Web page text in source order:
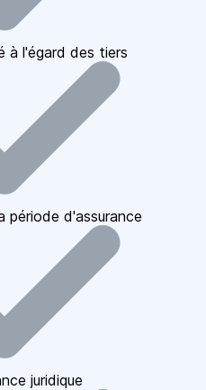
à l'égard des tiers
période d'assurance
juridique